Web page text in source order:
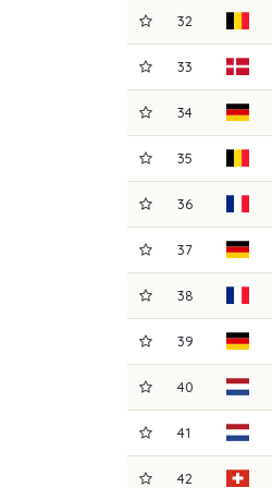
32
33
34
35
36
37
38
39
40
41
42